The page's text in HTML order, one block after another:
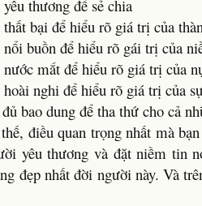
thương để sẻ chia
bại để hiểu rõ giá trị của
buồn để hiểu rõ gái trị của
mắt để hiểu rõ giá trị của
nghi để hiểu rõ giá trị của
bao dung để tha thứ cho cả
điều quan trọng nhất mà
yêu thương và đặt niềm tin
đẹp nhất đời người này. Và